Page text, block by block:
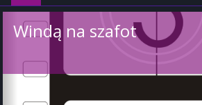
Windą na szafot